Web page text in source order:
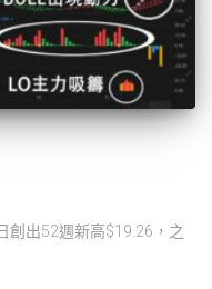
創出52週新高$19.26，之